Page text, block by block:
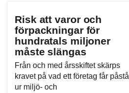
Risk att varor och
förpackningar för
hundratals miljoner
måste slängas
Från och med årsskiftet skärps
kravet på vad ett företag får påstå
ur miljö- och